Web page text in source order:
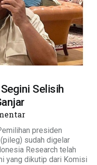
Selisih
presiden
sudah digelar
Research telah
yang dikutip dari Komisi